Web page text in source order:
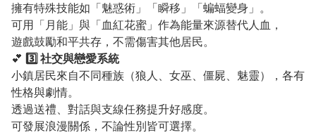
擁有特殊技能如「魅惑術」「瞬移」「蝙蝠變身」。
可用「月能」與「血紅花蜜」作為能量來源替代人血，
遊戲鼓勵和平共存，不需傷害其他居民。
💕 3️⃣ 社交與戀愛系統
小鎮居民來自不同種族（狼人、女巫、僵屍、魅靈），各有
性格與劇情。
透過送禮、對話與支線任務提升好感度。
可發展浪漫關係，不論性別皆可選擇。